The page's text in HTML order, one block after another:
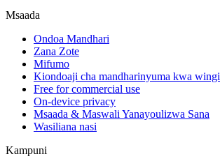
Msaada
Ondoa Mandhari
Zana Zote
Mifumo
Kiondoaji cha mandharinyuma kwa wingi
Free for commercial use
On-device privacy
Msaada & Maswali Yanayoulizwa Sana
Wasiliana nasi
Kampuni